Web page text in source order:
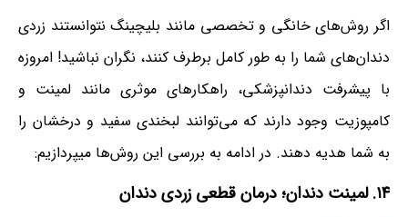
اگر روش‌های خانگی و تخصصی مانند بلیچینگ نتوانستند زردی
دندان‌های شما را به طور کامل برطرف کنند، نگران نباشید! امروزه
با پیشرفت دندانپزشکی، راهکارهای موثری مانند لمینت و
کامپوزیت وجود دارند که می‌توانند لبخندی سفید و درخشان را
به شما هدیه دهند. در ادامه به بررسی این روش‌ها میپردازیم:
۱۴. لمینت دندان؛ درمان قطعی زردی دندان